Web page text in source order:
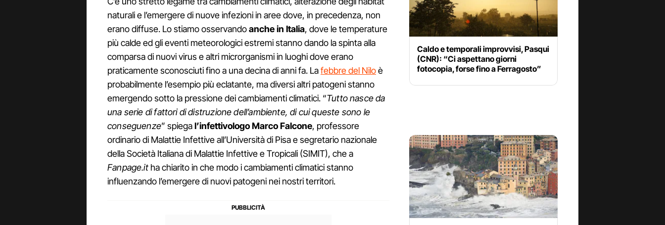
naturali e l’emergere di nuove infezioni in aree dove, in precedenza, non
erano diffuse. Lo stiamo osservandoanche in Italia, dove le temperature
più calde ed gli eventi meteorologici estremi stanno dando la spinta alla
comparsa di nuovi virus e altri microrganismi in luoghi dove erano
praticamente sconosciuti fino a una decina di anni fa. Lafebbre del Niloè
probabilmente l’esempio più eclatante, ma diversi altri patogeni stanno
emergendo sotto la pressione dei cambiamenti climatici. “Tutto nasce da
una serie di fattori di distruzione dell’ambiente, di cui queste sono le
conseguenze” spiegal’infettivologo Marco Falcone, professore
ordinario di Malattie Infettive all’Università di Pisa e segretario nazionale
della Società Italiana di Malattie Infettive e Tropicali (SIMIT), che a
Fanpage.itha chiarito in che modo i cambiamenti climatici stanno
influenzando l’emergere di nuovi patogeni nei nostri territori.
Caldo e temporali improvvisi, Pasqui
(CNR): “Ci aspettano giorni
fotocopia, forse fino a Ferragosto”